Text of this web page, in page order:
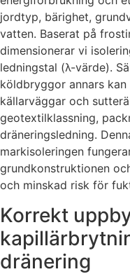
jordtyp, bärighet,
vatten. Baserat på
dimensionerar vi
ledningstal (λ-värde).
köldbryggor annars
källarväggar och
geotextilklassning,
dräneringsledning.
markisoleringen
grundkonstruktionen
och minskad risk för
Korrekt
dränering